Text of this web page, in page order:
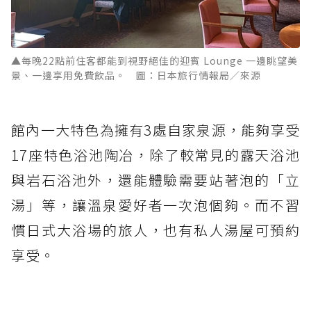
▲每晚22點前住客都能到視野絕佳的迎賓 Lounge 一邊眺望美
景、一邊享用免費飲品。 圖：日本旅行情報局／來源
館內一大特色為擁有3處自家泉源，能夠享受
17座特色浴池陶冶，除了較常見的露天浴池
與岩石浴池外，還能體驗需要站著泡的「立
湯」等，讓溫泉愛好者一次泡個夠。而不習
慣日式大浴場的旅人，也有私人湯屋可預約
享受。